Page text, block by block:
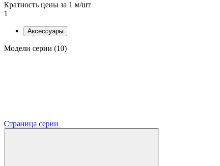
Кратность цены за 1 м/шт
1
Аксессуары
Модели серии (10)
Страница серии